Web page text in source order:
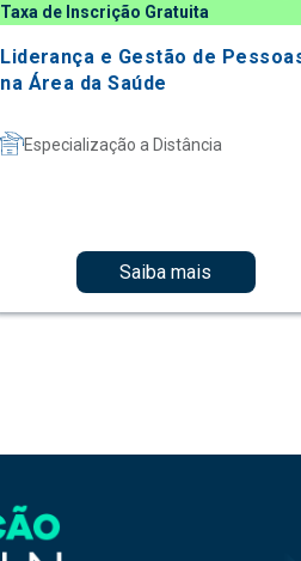
Taxa de Inscrição Gratuita
Liderança e Gestão de
na Área da Saúde
Especialização a Distância
Saiba mais